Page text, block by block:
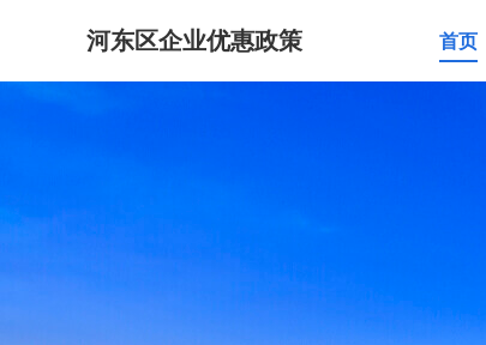
河东区企业优惠政策 首页